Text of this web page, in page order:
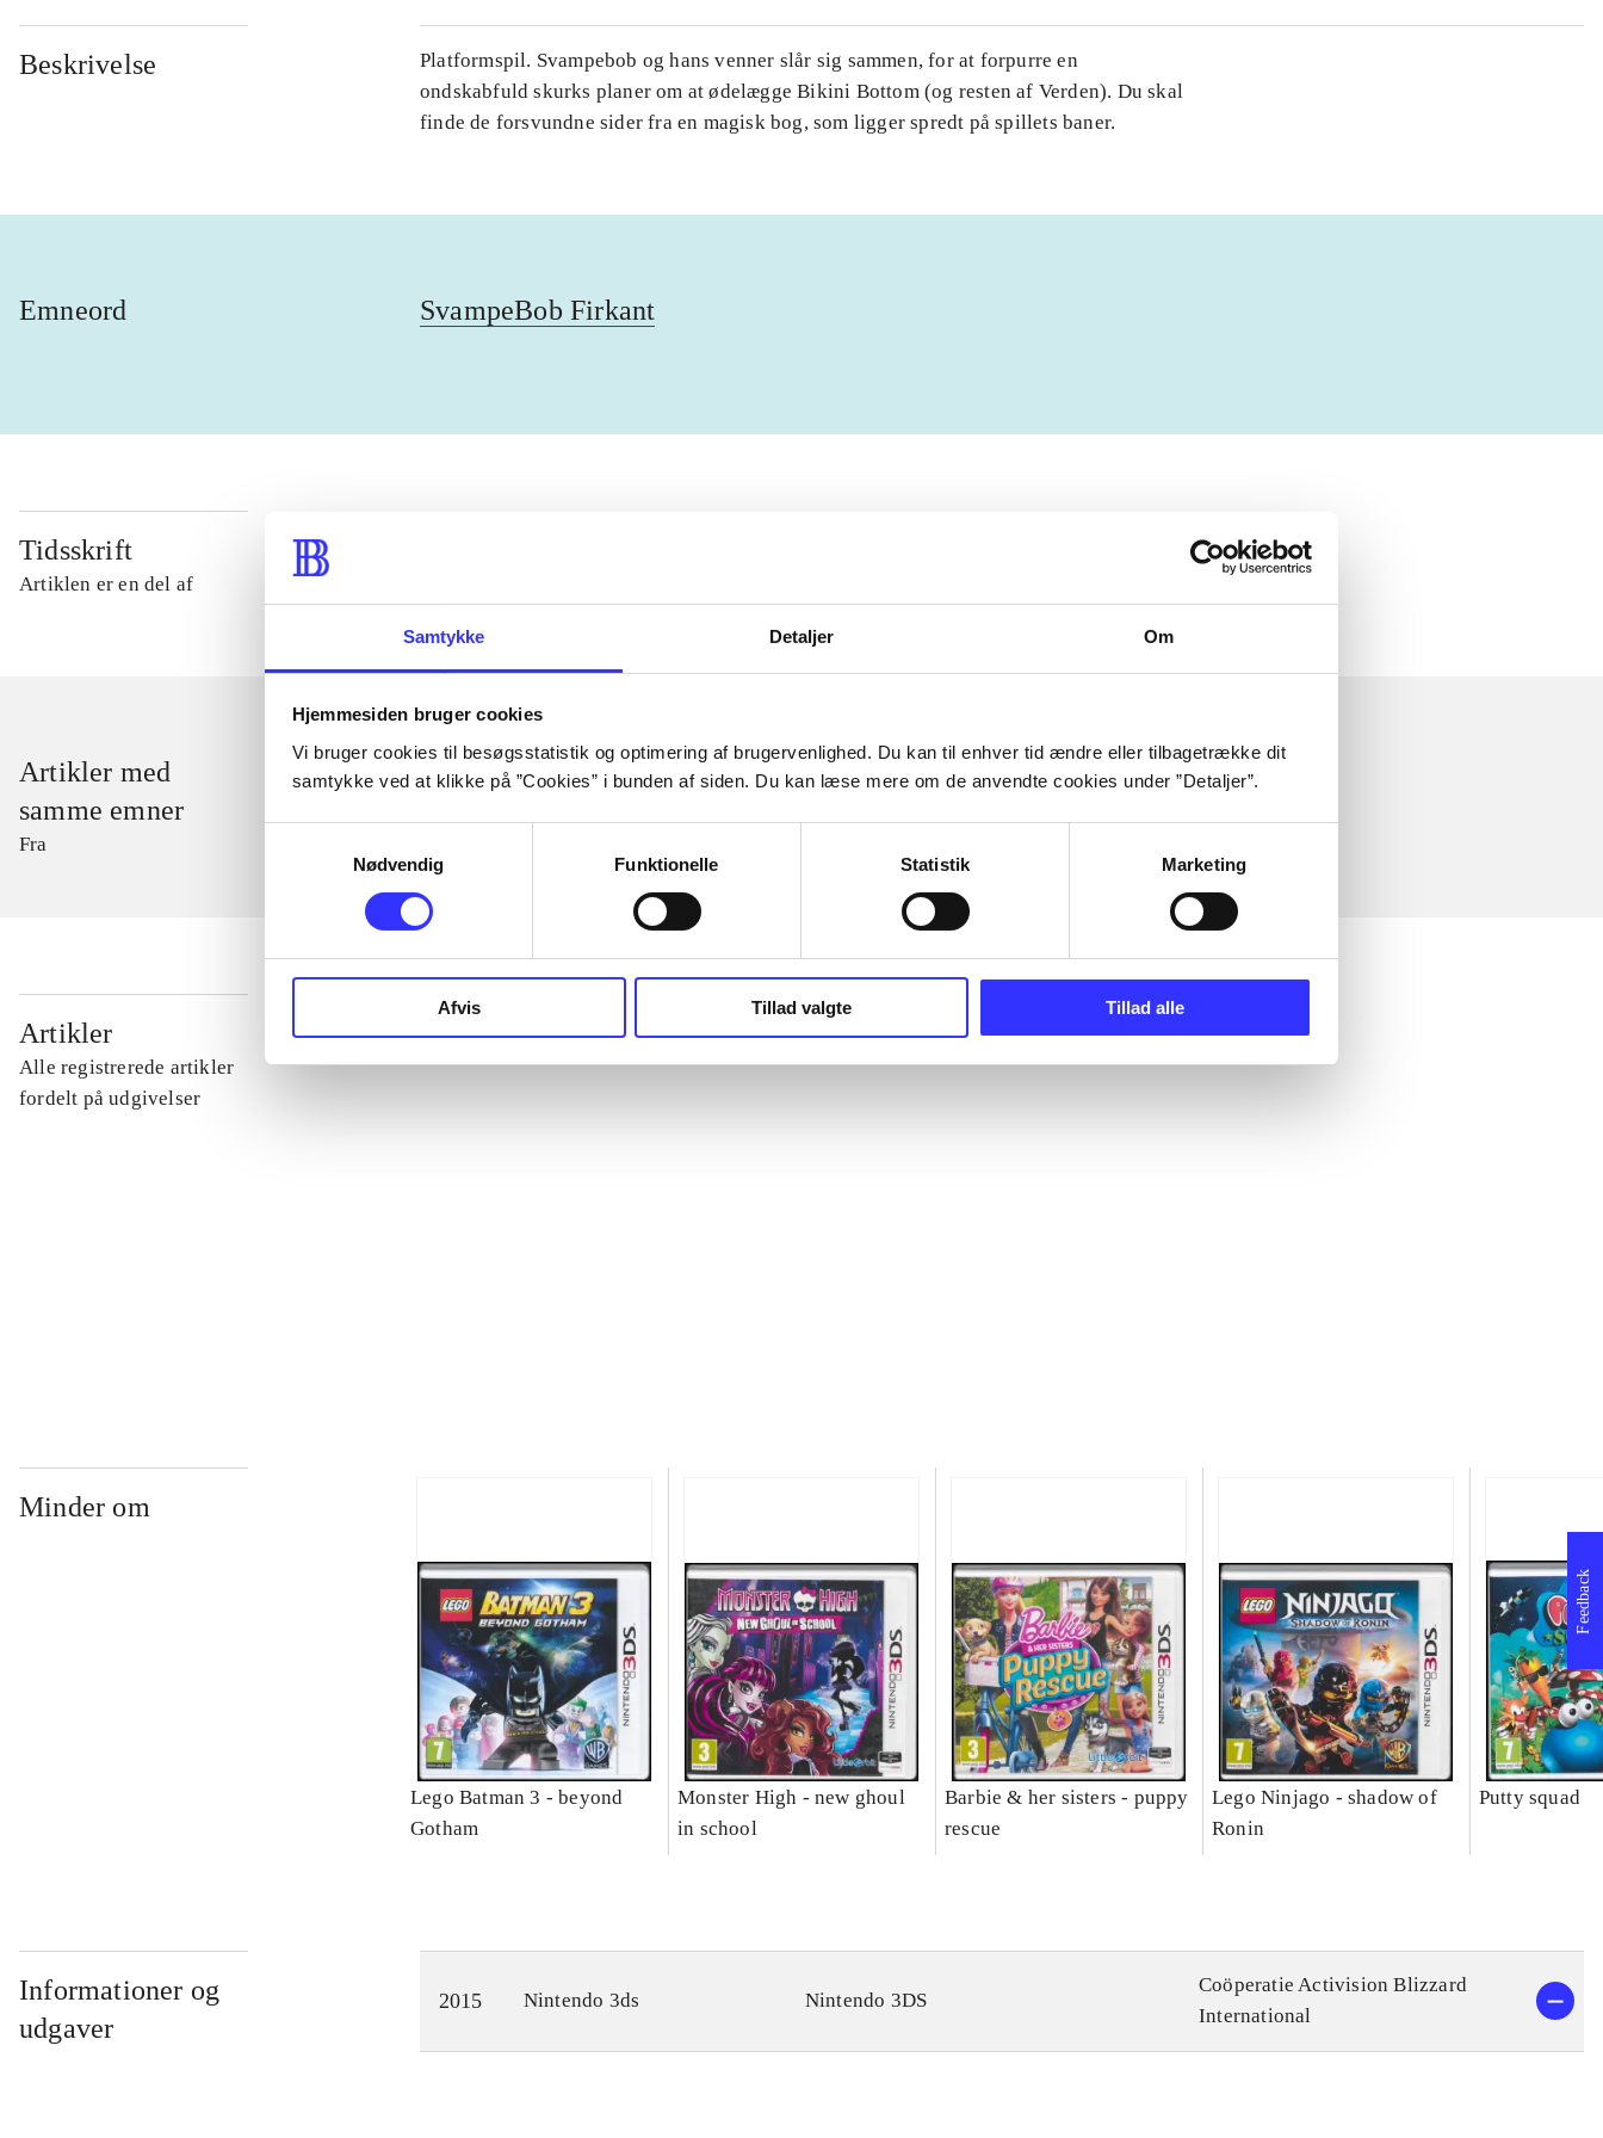
Samtykke Detaljer Om
Hjemmesiden bruger cookies
Vi bruger cookies til besøgsstatistik og optimering af brugervenlighed. Du kan til enhver tid ændre eller tilbagetrække dit
samtykke ved at klikke på ”Cookies” i bunden af siden. Du kan læse mere om de anvendte cookies under ”Detaljer”.
Nødvendig
Funktionelle Statistik Marketing
Afvis Tillad valgte Tillad alle
Beskrivelse
Platformspil. Svampebob og hans venner slår sig sammen, for at forpurre en
ondskabfuld skurks planer om at ødelægge Bikini Bottom (og resten af Verden). Du skal
finde de forsvundne sider fra en magisk bog, som ligger spredt på spillets baner.
Emneord SvampeBob Firkant
Tidsskrift
Artiklen er en del af
Artikler med
samme emner
Fra
Artikler
Alle registrerede artikler
fordelt på udgivelser
Minder om
Lego Batman 3 - beyond
Gotham
Monster High - new ghoul
in school
Barbie & her sisters - puppy
rescue
Lego Ninjago - shadow of
Ronin
Putty squad
Informationer og
udgaver
2015 Nintendo 3ds Nintendo 3DS
Coöperatie Activision Blizzard
International
Feedback